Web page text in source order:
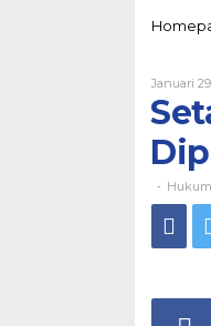
Januari
- Hukum